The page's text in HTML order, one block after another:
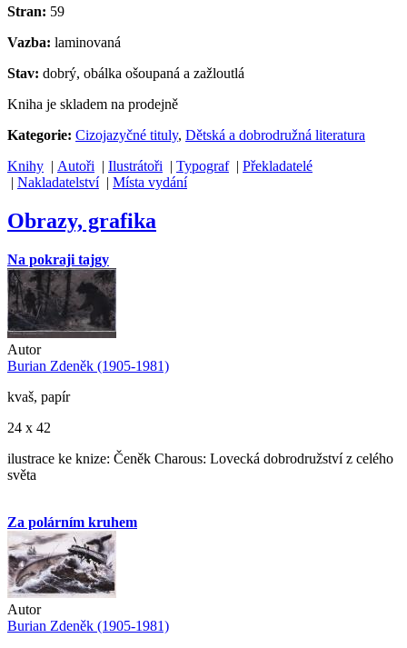
Stran: 59
Vazba: laminovaná
Stav: dobrý, obálka ošoupaná a zažloutlá
Kniha je skladem na prodejně
Kategorie: Cizojazyčné tituly, Dětská a dobrodružná literatura
Knihy | Autoři | Ilustrátoři | Typograf| Překladatelé
| Nakladatelství| Místa vydání
Obrazy, grafika
Na pokraji tajgy
Autor
Burian Zdeněk (1905-1981)
kvaš, papír
24 x 42
ilustrace ke knize: Čeněk Charous: Lovecká dobrodružství z celého
světa
Za polárním kruhem
Autor
Burian Zdeněk (1905-1981)